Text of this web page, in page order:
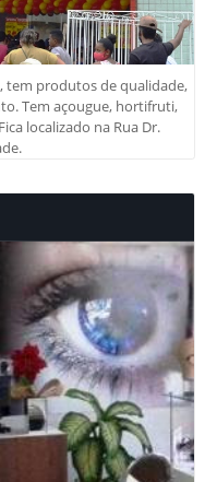
tem produtos de qualidade,
Tem açougue, hortifruti,
localizado na Rua Dr.